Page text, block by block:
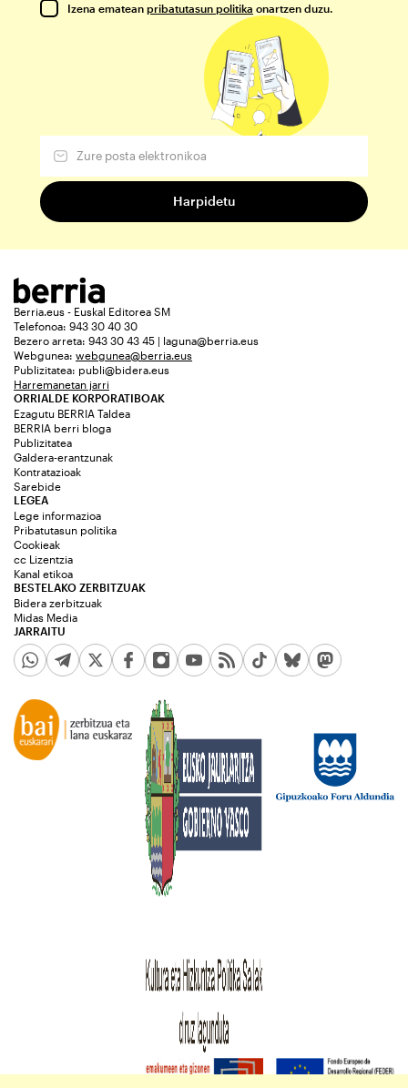
Izena ematean pribatutasun politika onartzen duzu.
Berria.eus - Euskal Editorea SM
Telefonoa: 943 30 40 30
Bezero arreta: 943 30 43 45 | laguna@berria.eus
Webgunea: webgunea@berria.eus
Publizitatea: publi@bidera.eus
Harremanetan jarri
ORRIALDE KORPORATIBOAK
Ezagutu BERRIA Taldea
BERRIA berri bloga
Publizitatea
Galdera-erantzunak
Kontratazioak
Sarebide
JARRAITU
LEGEA
Lege informazioa
Pribatutasun politika
Cookieak
cc Lizentzia
Kanal etikoa
BESTELAKO ZERBITZUAK
Bidera zerbitzuak
Midas Media